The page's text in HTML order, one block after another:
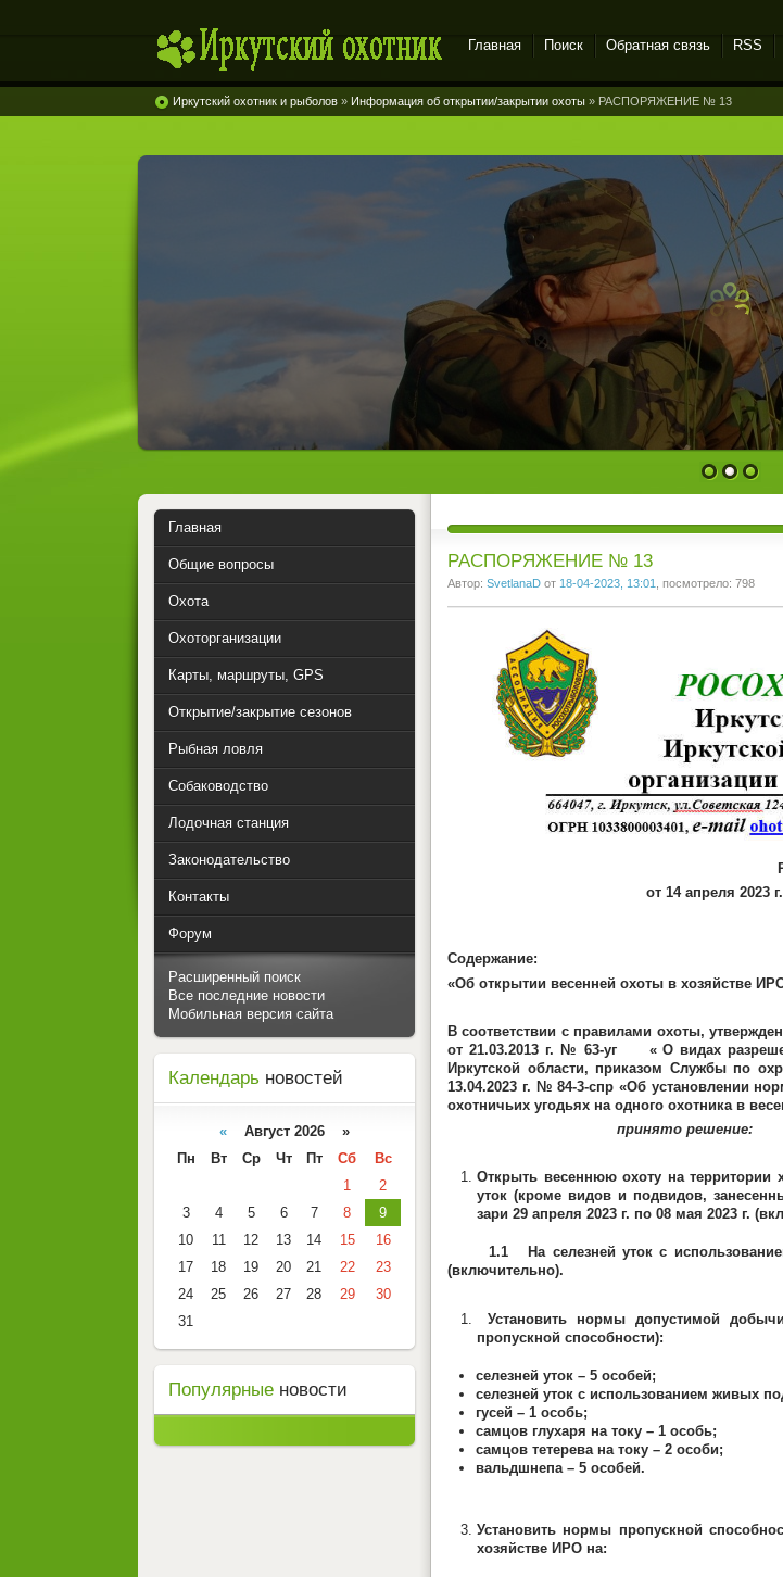
Иркутский охотник
Главная Поиск Обратная связь RSS
Иркутский охотник и рыболов » Информация об открытии/закрытии охоты » РАСПОРЯЖЕНИЕ № 13
1 2 3
РАСПОРЯЖЕНИЕ № 13
Автор: SvetlanaD от 18-04-2023, 13:01 , посмотрело: 798
от 14 апреля
Содержание:
«Об открытии весенней охоты в хозяйстве
В соответствии с правилами охоты,
от 21.03.2013 г. № 63-уг « О видах
Иркутской области, приказом Службы по
13.04.2023 г. № 84-3-спр «Об установлении
охотничьих угодьях на одного охотника в
принято решение:
Открыть весеннюю охоту на территории
уток (кроме видов и подвидов,
зари 29 апреля 2023 г. по 08 мая 2023 г.
1.1 На селезней уток с
(включительно).
Установить нормы допустимой
пропускной способности):
селезней уток – 5 особей;
селезней уток с использованием живых
гусей – 1 особь;
самцов глухаря на току – 1 особь;
самцов тетерева на току – 2 особи;
вальдшнепа – 5 особей.
Установить нормы пропускной
хозяйстве ИРО на:
Главная
Общие вопросы
Охота
Охоторганизации
Карты, маршруты, GPS
Открытие/закрытие сезонов
Рыбная ловля
Собаководство
Лодочная станция
Законодательство
Контакты
Форум
Расширенный поиск
Все последние новости
Мобильная версия сайта
Календарь новостей
« Август 2026 »
Пн
Вт Ср Чт Пт Сб
Вс
1
2
3
4 5 6 7 8
9
10
11 12 13 14 15
16
17
18 19 20 21 22
23
24
25 26 27 28 29
30
31
Популярные новости